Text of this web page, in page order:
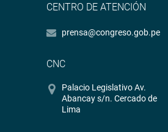
CENTRO DE ATENCIÓN
prensa@congreso.gob.pe
CNC
Palacio Legislativo Av.
Abancay s/n. Cercado de
Lima